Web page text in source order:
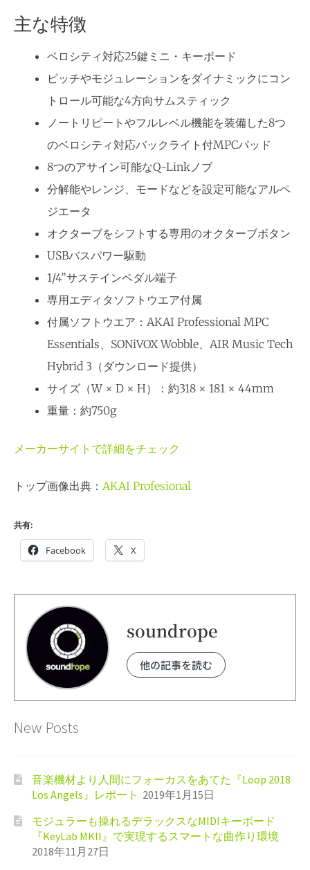
主な特徴
ベロシティ対応25鍵ミニ・キーボード
ピッチやモジュレーションをダイナミックにコン
トロール可能な4方向サムスティック
ノートリピートやフルレベル機能を装備した8つ
のベロシティ対応バックライト付MPCパッド
8つのアサイン可能なQ-Linkノブ
分解能やレンジ、モードなどを設定可能なアルペ
ジエータ
オクターブをシフトする専用のオクターブボタン
USBバスパワー駆動
1/4”サステインペダル端子
専用エディタソフトウエア付属
付属ソフトウエア：AKAI Professional MPC
Essentials、SONiVOX Wobble、AIR Music Tech
Hybrid 3（ダウンロード提供）
サイズ（W × D × H）：約318 × 181 × 44mm
重量：約750g
メーカーサイトで詳細をチェック
トップ画像出典： AKAI Profesional
共有:
Facebook X
soundrope
他の記事を読む
New Posts
音楽機材より人間にフォーカスをあてた『Loop 2018
Los Angels』レポート 2019年1月15日
モジュラーも操れるデラックスなMIDIキーボード
『KeyLab MKll』で実現するスマートな曲作り環境
2018年11月27日